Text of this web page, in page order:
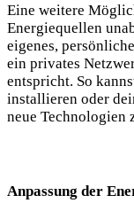
Eine weitere
Energiequellen
eigenes,
ein ⁤privates
entspricht. So
installieren oder
neue⁢ Technologien
Anpassung ‌der